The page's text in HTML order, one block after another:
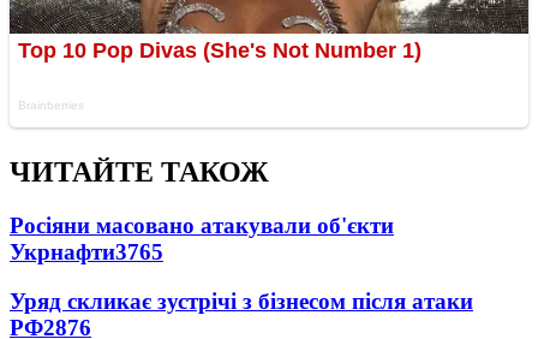
ЧИТАЙТЕ ТАКОЖ
Росіяни масовано атакували об'єкти
Укрнафти3765
Уряд скликає зустрічі з бізнесом після атаки
РФ2876